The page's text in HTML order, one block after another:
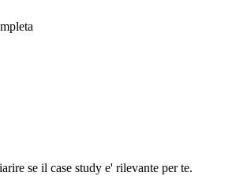
se il case study e' rilevante per te.